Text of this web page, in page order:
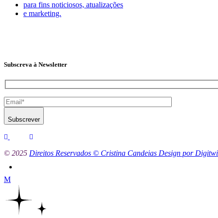
para fins noticiosos, atualizações
e marketing.
Subscreva à Newsletter
Subscrever
© 2025 Direitos Reservados © Cristina Candeias Design por